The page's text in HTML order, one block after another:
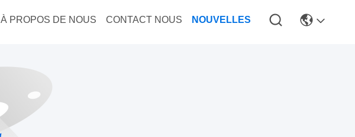
À PROPOS DE NOUS CONTACT NOUS NOUVELLES